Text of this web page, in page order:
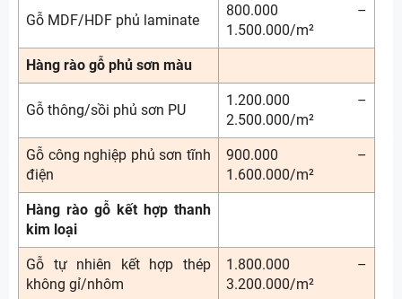
Gỗ MDF/HDF phủ laminate
800.000 –
1.500.000/m²
Hàng rào gỗ phủ sơn màu
Gỗ thông/sồi phủ sơn PU
1.200.000 –
2.500.000/m²
Gỗ công nghiệp phủ sơn tĩnh
điện
900.000 –
1.600.000/m²
Hàng rào gỗ kết hợp thanh
kim loại
Gỗ tự nhiên kết hợp thép
không gỉ/nhôm
1.800.000 –
3.200.000/m²